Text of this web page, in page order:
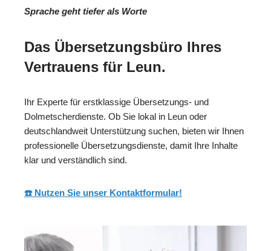
Sprache geht tiefer als Worte
Das Übersetzungsbüro Ihres
Vertrauens für Leun.
Ihr Experte für erstklassige Übersetzungs- und
Dolmetscherdienste. Ob Sie lokal in Leun oder
deutschlandweit Unterstützung suchen, bieten wir Ihnen
professionelle Übersetzungsdienste, damit Ihre Inhalte
klar und verständlich sind.
☎️ Nutzen Sie unser Kontaktformular!